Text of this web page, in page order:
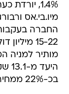
מיו.בי.אס
החברה
15-22
מותיר למניה
בכ-22% ממחירה של מכתשים אגן בבורסה.